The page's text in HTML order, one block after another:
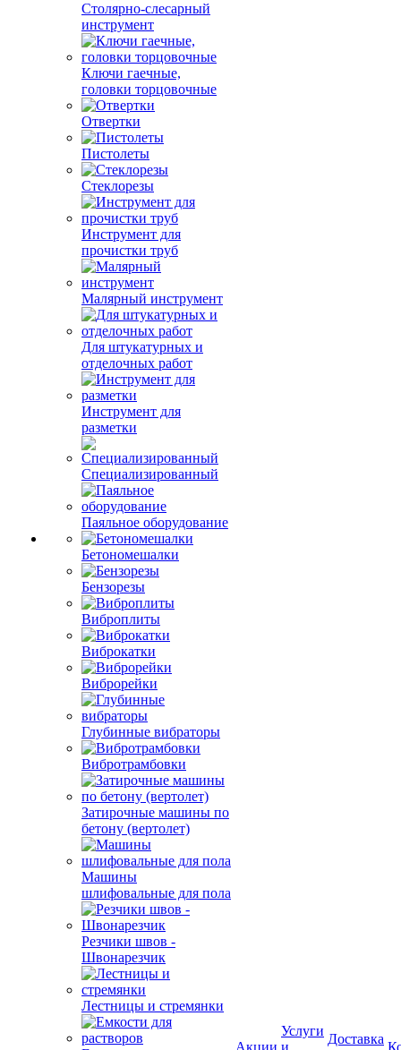
Столярно-слесарный
инструмент
Ключи гаечные,
головки торцовочные
Отвертки
Пистолеты
Стеклорезы
Инструмент для
прочистки труб
Малярный инструмент
Для штукатурных и
отделочных работ
Инструмент для
разметки
Специализированный
Паяльное оборудование
Бетономешалки
Бензорезы
Виброплиты
Виброкатки
Виброрейки
Глубинные вибраторы
Вибротрамбовки
Затирочные машины по
бетону (вертолет)
Машины
шлифовальные для пола
Резчики швов -
Швонарезчик
Лестницы и стремянки
Акции
Услуги
и
Доставка